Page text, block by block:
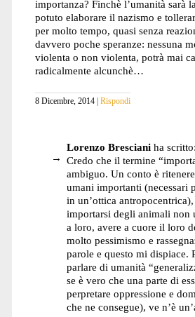
importanza? Finchè l’umanità sarà
potuto elaborare il nazismo e
per molto tempo, quasi senza
davvero poche speranze: nessuna
violenta o non violenta, potrà mai
radicalmente alcunchè…
8 Dicembre, 2014 Rispondi
Lorenzo Bresciani ha scritto:
Credo che il termine
ambiguo. Un conto è
umani importanti (necessari
in un’ottica antropocentrica),
importarsi degli animali non
a loro, avere a cuore il loro
molto pessimismo e
parole e questo mi dispiace.
parlare di umanità
se è vero che una parte di
perpretare oppressione e
che ne consegue), ve n’è